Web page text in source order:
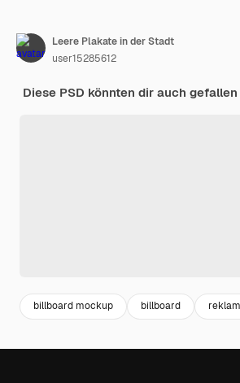
Leere Plakate in der Stadt
user15285612
Diese PSD könnten dir auch gefallen
billboard mockup billboard